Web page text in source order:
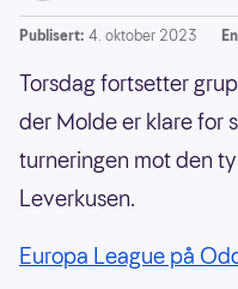
Publisert: 4. oktober 2023
Torsdag fortsetter
der Molde er klare for
turneringen mot den
Leverkusen.
Europa League på